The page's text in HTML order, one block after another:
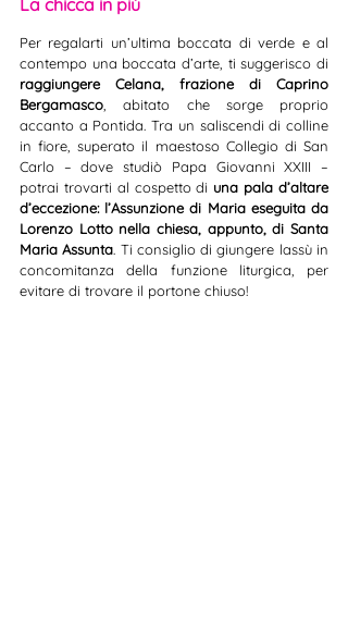
La chicca in più
Per regalarti un’ultima boccata di verde e al
raggiungere Celana, frazione di Caprino
Bergamasco , abitato che sorge proprio
accanto a Pontida. Tra un saliscendi di colline
in fiore, superato il maestoso Collegio di San
Carlo – dove studiò Papa Giovanni XXIII –
potrai trovarti al cospetto di una pala d’altare
d’eccezione: l’Assunzione di Maria eseguita da
Lorenzo Lotto nella chiesa, appunto, di Santa
Maria Assunta. Ti consiglio di giungere lassù in
concomitanza della funzione liturgica, per
evitare di trovare il portone chiuso!